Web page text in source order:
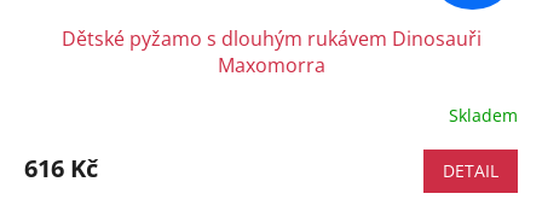
Dětské pyžamo s dlouhým rukávem Dinosauři
Maxomorra
Skladem
616 Kč DETAIL